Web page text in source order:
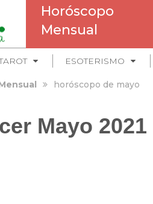
Horóscopo
Mensual
ESOTERISMO
horóscopo de mayo
Mayo 2021